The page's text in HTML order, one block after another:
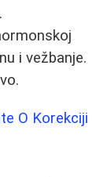
i vežbanje.
O Korekciji